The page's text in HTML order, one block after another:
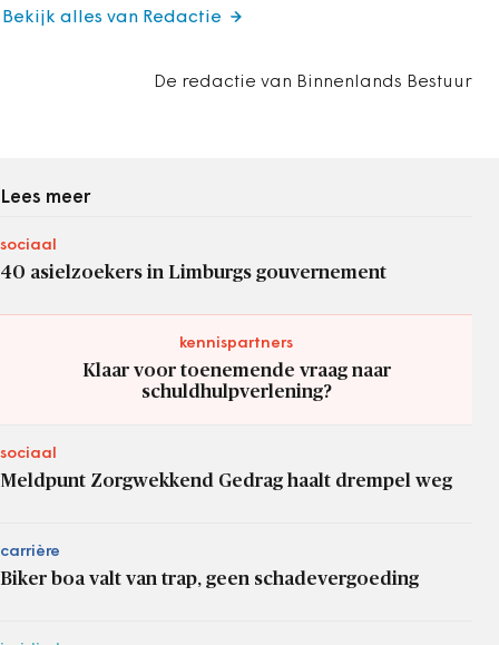
De redactie van Binnenlands Bestuur
Bekijk alles van Redactie
Lees meer
sociaal
40 asielzoekers in Limburgs gouvernement
kennispartners
Klaar voor toenemende vraag naar
schuldhulpverlening?
sociaal
Meldpunt Zorgwekkend Gedrag haalt drempel weg
carrière
Biker boa valt van trap, geen schadevergoeding